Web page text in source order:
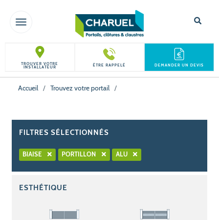
TOGGLE NAVIGATION
TROUVER VOTRE
INSTALLATEUR ÊTRE RAPPELÉ DEMANDER UN DEVIS
Accueil / Trouvez votre portail /
FILTRES SÉLECTIONNÉS
BIAISE PORTILLON ALU
ESTHÉTIQUE